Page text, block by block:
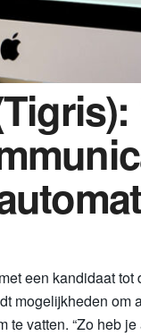
een kandidaat
mogelijkheden om
te vatten. “Zo heb